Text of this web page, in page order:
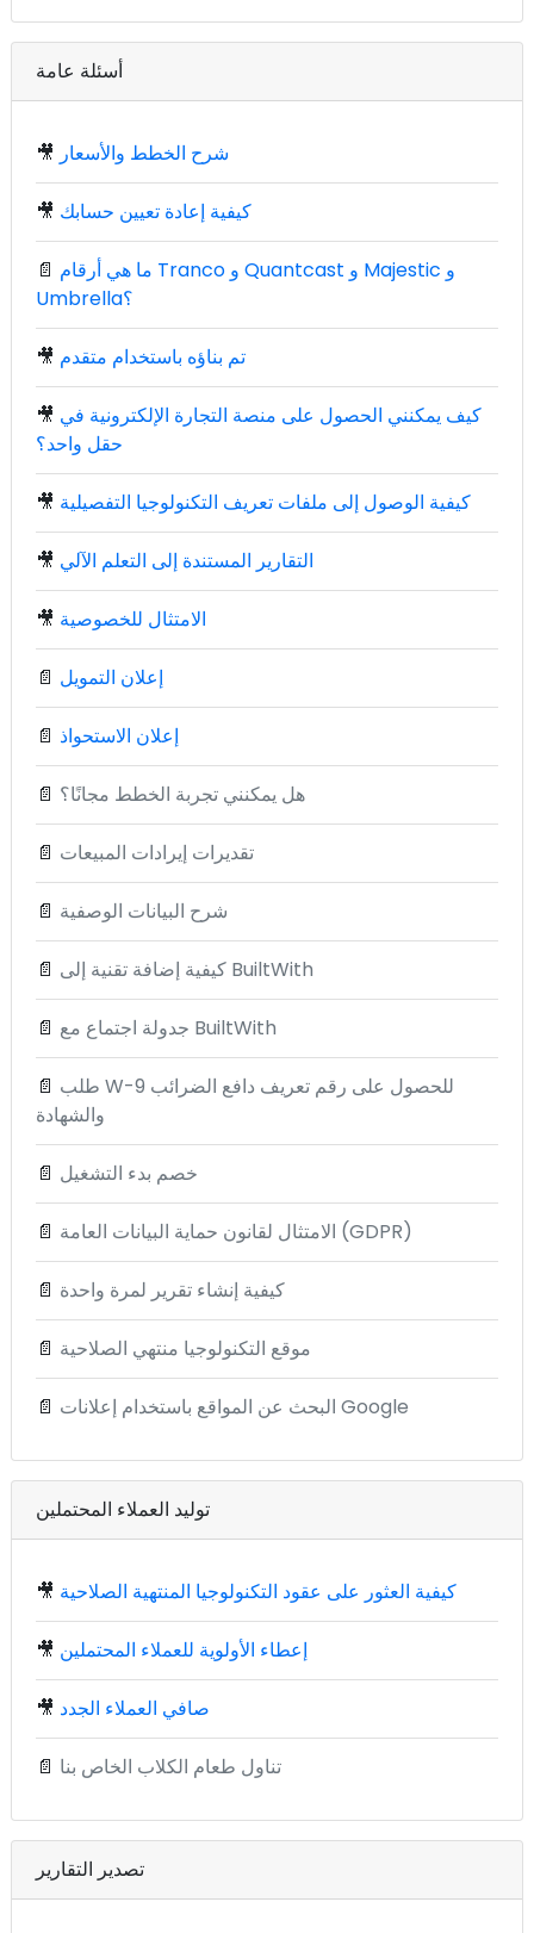
أسئلة عامة
🎥 شرح الخطط والأسعار
🎥 كيفية إعادة تعيين حسابك
📄 ما هي أرقام Tranco و Quantcast و Majestic و
Umbrella؟
🎥 تم بناؤه باستخدام متقدم
🎥 كيف يمكنني الحصول على منصة التجارة الإلكترونية في
حقل واحد؟
🎥 كيفية الوصول إلى ملفات تعريف التكنولوجيا التفصيلية
🎥 التقارير المستندة إلى التعلم الآلي
🎥 الامتثال للخصوصية
📄 إعلان التمويل
📄 إعلان الاستحواذ
📄 هل يمكنني تجربة الخطط مجانًا؟
📄 تقديرات إيرادات المبيعات
📄 شرح البيانات الوصفية
📄 كيفية إضافة تقنية إلى BuiltWith
📄 جدولة اجتماع مع BuiltWith
📄 طلب W-9 للحصول على رقم تعريف دافع الضرائب
والشهادة
📄 خصم بدء التشغيل
📄 الامتثال لقانون حماية البيانات العامة (GDPR)
📄 كيفية إنشاء تقرير لمرة واحدة
📄 موقع التكنولوجيا منتهي الصلاحية
📄 البحث عن المواقع باستخدام إعلانات Google
توليد العملاء المحتملين
🎥 كيفية العثور على عقود التكنولوجيا المنتهية الصلاحية
🎥 إعطاء الأولوية للعملاء المحتملين
🎥 صافي العملاء الجدد
📄 تناول طعام الكلاب الخاص بنا
تصدير التقارير